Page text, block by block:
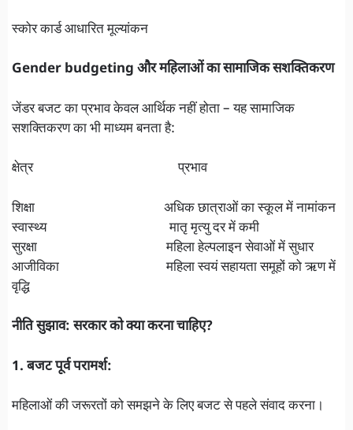
स्कोर कार्ड आधारित मूल्यांकन
Gender budgeting और महिलाओं का सामाजिक सशक्तिकरण
जेंडर बजट का प्रभाव केवल आर्थिक नहीं होता – यह सामाजिक
सशक्तिकरण का भी माध्यम बनता है:
क्षेत्र प्रभाव
शिक्षा अधिक छात्राओं का स्कूल में नामांकन
स्वास्थ्य मातृ मृत्यु दर में कमी
सुरक्षा महिला हेल्पलाइन सेवाओं में सुधार
आजीविका महिला स्वयं सहायता समूहों को ऋण में
वृद्धि
नीति सुझाव: सरकार को क्या करना चाहिए?
1. बजट पूर्व परामर्श:
महिलाओं की जरूरतों को समझने के लिए बजट से पहले संवाद करना।